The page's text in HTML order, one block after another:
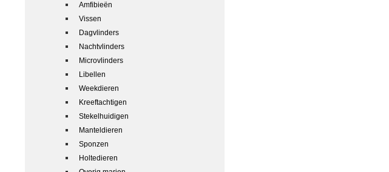
Amfibieën
Vissen
Dagvlinders
Nachtvlinders
Microvlinders
Libellen
Weekdieren
Kreeftachtigen
Stekelhuidigen
Manteldieren
Sponzen
Holtedieren